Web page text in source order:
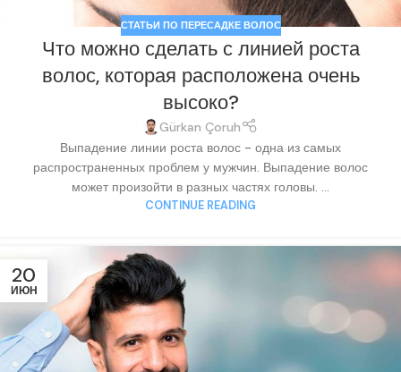
СТАТЬИ ПО ПЕРЕСАДКЕ ВОЛОС
Что можно сделать с линией роста
волос, которая расположена очень
высоко?
Gürkan Çoruh
Выпадение линии роста волос - одна из самых
распространенных проблем у мужчин. Выпадение волос
может произойти в разных частях головы. ...
CONTINUE READING
20
ИЮН